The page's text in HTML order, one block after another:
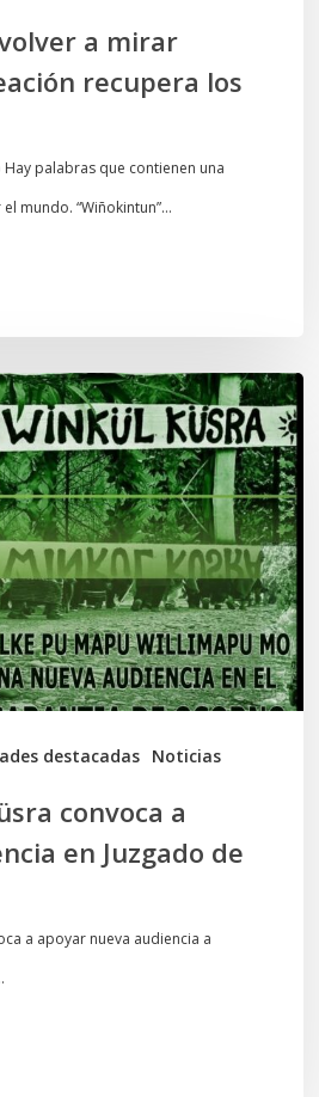
a mirar
recupera los
palabras que contienen una
mundo. “Wiñokintun”…
destacadas Noticias
convoca a
en Juzgado de
a apoyar nueva audiencia a